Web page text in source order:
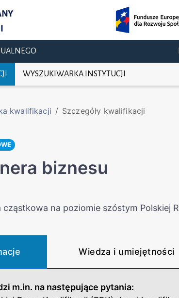
WYSZUKIWARKA INSTYTUCJI